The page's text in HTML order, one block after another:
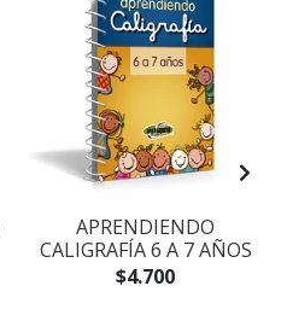
APRENDIENDO
CALIGRAFÍA 6 A 7 AÑOS
$4.700